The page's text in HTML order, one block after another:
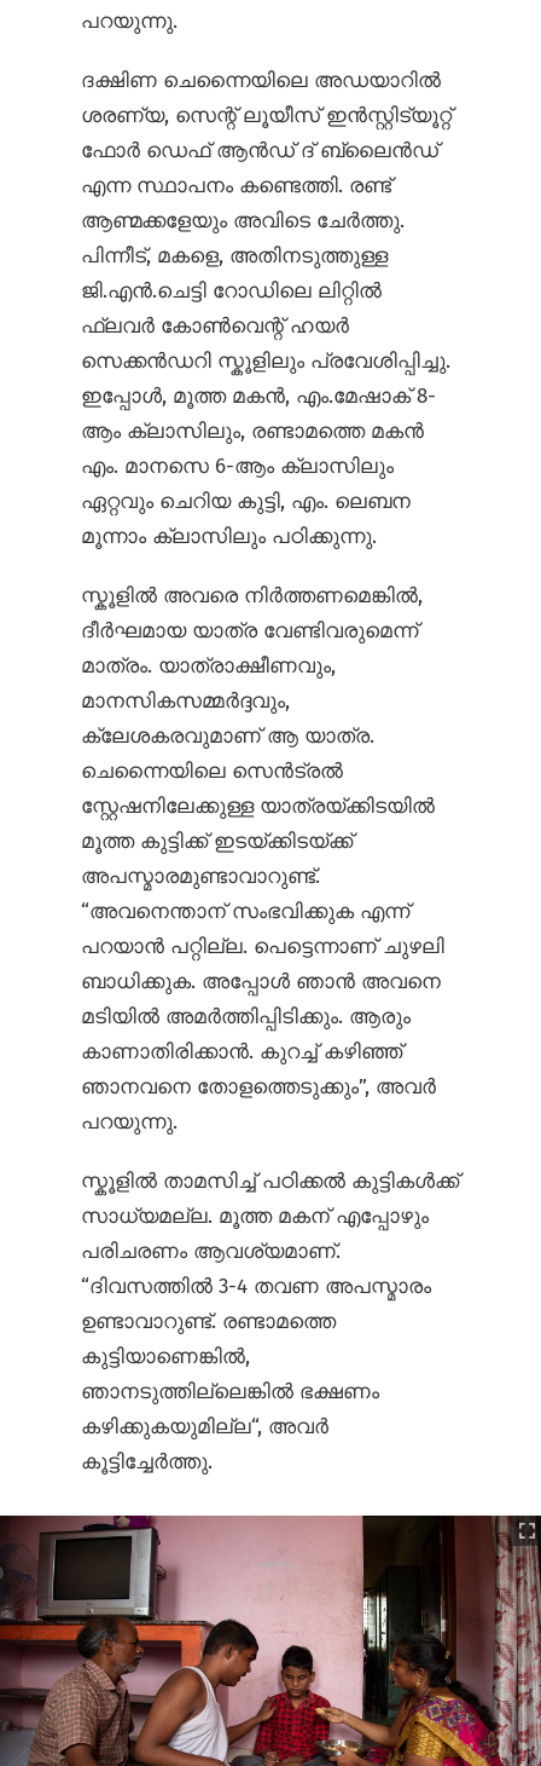
പറയുന്നു.
ദക്ഷിണ ചെന്നൈയിലെ അഡയാറിൽ
ശരണ്യ, സെന്റ് ലൂയീസ് ഇൻസ്റ്റിട്യൂറ്റ്
ഫോർ ഡെഫ് ആൻഡ് ദ് ബ്ലൈൻഡ്
എന്ന സ്ഥാപനം കണ്ടെത്തി. രണ്ട്
ആണ്മക്കളേയും അവിടെ ചേർത്തു.
പിന്നീട്, മകളെ, അതിനടുത്തുള്ള
ജി.എൻ.ചെട്ടി റോഡിലെ ലിറ്റിൽ
ഫ്ലവർ കോൺ‌വെന്റ് ഹയർ
സെക്കൻഡറി സ്കൂളിലും പ്രവേശിപ്പിച്ചു.
ഇപ്പോൾ, മൂത്ത മകൻ, എം.മേഷാക് 8-
ആം ക്ലാസിലും, രണ്ടാമത്തെ മകൻ
എം. മാനസെ 6-ആം ക്ലാസിലും
ഏറ്റവും ചെറിയ കുട്ടി, എം. ലെബന
മൂന്നാം ക്ലാസിലും പഠിക്കുന്നു.
സ്കൂളിൽ അവരെ നിർത്തണമെങ്കിൽ,
ദീർഘമായ യാത്ര വേണ്ടിവരുമെന്ന്
മാത്രം. യാത്രാക്ഷീണവും,
മാനസികസമ്മർദ്ദവും,
ക്ലേശകരവുമാണ് ആ യാത്ര.
ചെന്നൈയിലെ സെൻ‌ട്രൽ
സ്റ്റേഷനിലേക്കുള്ള യാത്രയ്ക്കിടയിൽ
മൂത്ത കുട്ടിക്ക് ഇടയ്ക്കിടയ്ക്ക്
അപസ്മാരമുണ്ടാവാറുണ്ട്.
“അവനെന്താന് സംഭവിക്കുക എന്ന്
പറയാൻ പറ്റില്ല. പെട്ടെന്നാണ് ചുഴലി
ബാധിക്കുക. അപ്പോൾ ഞാൻ അവനെ
മടിയിൽ അമർത്തിപ്പിടിക്കും. ആരും
കാണാതിരിക്കാൻ. കുറച്ച് കഴിഞ്ഞ്
ഞാനവനെ തോളത്തെടുക്കും”, അവർ
പറയുന്നു.
സ്കൂളിൽ താമസിച്ച് പഠിക്കൽ കുട്ടികൾക്ക്
സാധ്യമല്ല. മൂത്ത മകന് എപ്പോഴും
പരിചരണം ആവശ്യമാണ്.
“ദിവസത്തിൽ 3-4 തവണ അപസ്മാരം
ഉണ്ടാവാറുണ്ട്. രണ്ടാമത്തെ
കുട്ടിയാണെങ്കിൽ,
ഞാനടുത്തില്ലെങ്കിൽ ഭക്ഷണം
കഴിക്കുകയുമില്ല“, അവർ
കൂട്ടിച്ചേർത്തു.